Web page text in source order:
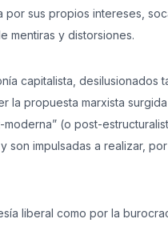
sus propios intereses,
mentiras y distorsiones.
capitalista, desilusionados
la propuesta marxista
(o post-
son impulsadas a realizar,
liberal como por la